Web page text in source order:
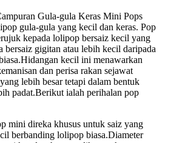
Gula-gula Keras Mini Pops
gula-gula yang kecil dan keras. Pop
kepada lolipop bersaiz kecil yang
bersaiz gigitan atau lebih kecil daripada
kecil ini menawarkan
dan perisa rakan sejawat
lebih besar tetapi dalam bentuk
padat.Berikut ialah perihalan pop
mini direka khusus untuk saiz yang
berbanding lolipop biasa.Diameter